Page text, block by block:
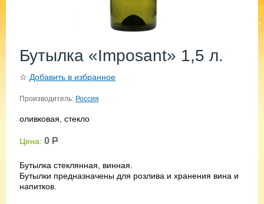
Бутылка «Imposant» 1,5 л.
☆ Добавить в избранное
Производитель: Россия
оливковая, стекло
Цена: 0 Р
Бутылка стеклянная, винная.
Бутылки предназначены для розлива и хранения вина и
напитков.